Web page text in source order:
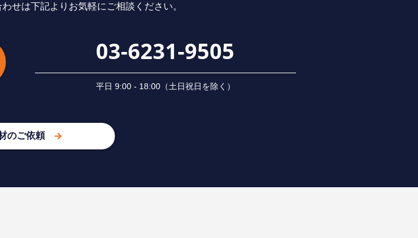
せは下記よりお気軽にご相談ください。
03-6231-9505
平⽇ 9:00 - 18:00（⼟⽇祝⽇を除く）
のご依頼